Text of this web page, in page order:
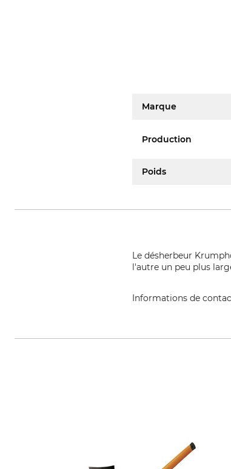
Marque
Production
Poids
Le désherbeur
l'autre un peu plus
Informations de